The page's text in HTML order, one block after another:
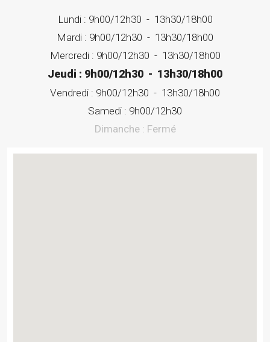
Lundi : 9h00/12h30 - 13h30/18h00
Mardi : 9h00/12h30 - 13h30/18h00
Mercredi : 9h00/12h30 - 13h30/18h00
Jeudi : 9h00/12h30 - 13h30/18h00
Vendredi : 9h00/12h30 - 13h30/18h00
Samedi : 9h00/12h30
Dimanche : Fermé